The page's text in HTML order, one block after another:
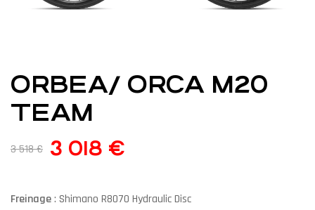
ORBEA/ ORCA M20
TEAM
3 518€ 3 018 €
Freinage: Shimano R8070 Hydraulic Disc